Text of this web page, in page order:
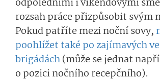
rozsah práce přizpůsobit svým
Pokud patříte mezi noční sovy,
poohlížet také po zajímavých
brigádách(může se jednat
o pozici nočního recepčního).